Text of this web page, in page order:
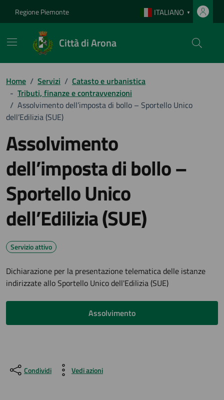
Regione Piemonte ITALIANO ▼
Città di Arona
Home / Servizi / Catasto e urbanistica
- Tributi, finanze e contravvenzioni
/ Assolvimento dell’imposta di bollo – Sportello Unico
dell’Edilizia (SUE)
Assolvimento
dell’imposta di bollo –
Sportello Unico
dell’Edilizia (SUE)
Servizio attivo
Dichiarazione per la presentazione telematica delle istanze
indirizzate allo Sportello Unico dell'Edilizia (SUE)
Assolvimento
Condividi Vedi azioni